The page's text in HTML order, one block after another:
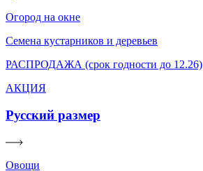
Огород на окне
Семена кустарников и деревьев
РАСПРОДАЖА (срок годности до 12.26)
АКЦИЯ
Русский размер
Овощи